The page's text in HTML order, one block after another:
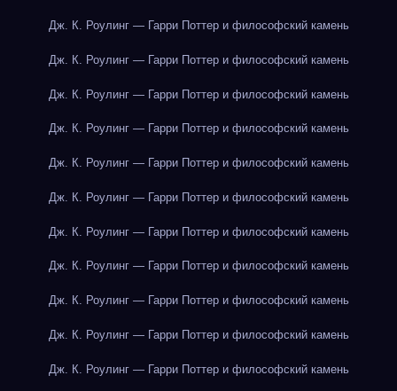
Дж. К. Роулинг — Гарри Поттер и философский камень
Дж. К. Роулинг — Гарри Поттер и философский камень
Дж. К. Роулинг — Гарри Поттер и философский камень
Дж. К. Роулинг — Гарри Поттер и философский камень
Дж. К. Роулинг — Гарри Поттер и философский камень
Дж. К. Роулинг — Гарри Поттер и философский камень
Дж. К. Роулинг — Гарри Поттер и философский камень
Дж. К. Роулинг — Гарри Поттер и философский камень
Дж. К. Роулинг — Гарри Поттер и философский камень
Дж. К. Роулинг — Гарри Поттер и философский камень
Дж. К. Роулинг — Гарри Поттер и философский камень